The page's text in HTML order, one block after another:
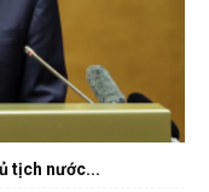
tịch nước...